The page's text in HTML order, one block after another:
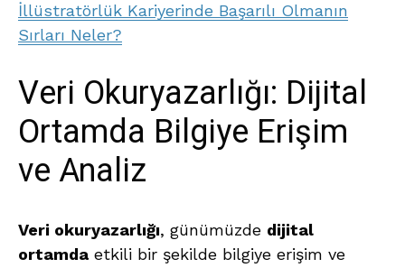
İllüstratörlük Kariyerinde Başarılı Olmanın
Sırları Neler?
Veri Okuryazarlığı: Dijital
Ortamda Bilgiye Erişim
ve Analiz
Veri okuryazarlığı, günümüzde dijital
ortamda etkili bir şekilde bilgiye erişim ve